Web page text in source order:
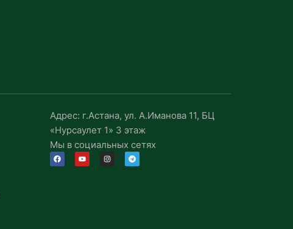
Адрес: г.Астана, ул. А.Иманова 11, БЦ
«Нурсаулет 1» 3 этаж
Мы в социальных сетях